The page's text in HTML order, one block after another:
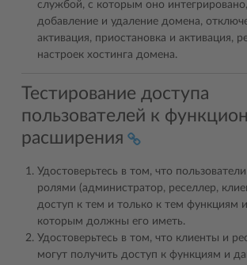
службой, с которым оно
добавление и удаление домена,
активация, приостановка и активация,
настроек хостинга домена.
Тестирование доступа
пользователей к
расширения
Удостоверьтесь в том, что
ролями (администратор, реселлер,
доступ к тем и только к тем функциям
которым должны его иметь.
Удостоверьтесь в том, что клиенты и
могут получить доступ к функциям и